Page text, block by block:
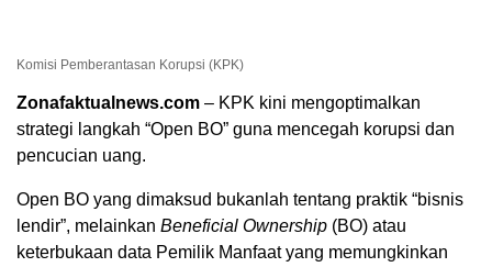
Komisi Pemberantasan Korupsi (KPK)
Zonafaktualnews.com – KPK kini mengoptimalkan
strategi langkah “Open BO” guna mencegah korupsi dan
pencucian uang.
Open BO yang dimaksud bukanlah tentang praktik “bisnis
lendir”, melainkan Beneficial Ownership (BO) atau
keterbukaan data Pemilik Manfaat yang memungkinkan